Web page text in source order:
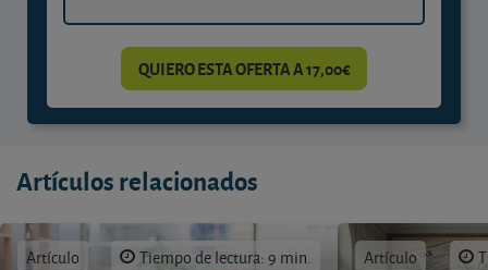
QUIERO ESTA OFERTA A 17,00€
Artículos relacionados
Artículo Tiempo de lectura: 9 min. Artículo